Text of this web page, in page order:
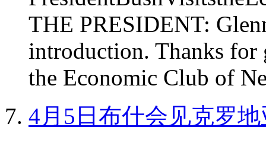
THE PRESIDENT:
introduction. Thanks for
the Economic Club of
4月5日布什会见克罗